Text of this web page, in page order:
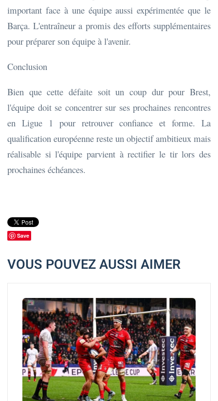
important face à une équipe aussi expérimentée que le
Barça. L'entraîneur a promis des efforts supplémentaires
pour préparer son équipe à l'avenir.
Conclusion
Bien que cette défaite soit un coup dur pour Brest,
l'équipe doit se concentrer sur ses prochaines rencontres
en Ligue 1 pour retrouver confiance et forme. La
qualification européenne reste un objectif ambitieux mais
réalisable si l'équipe parvient à rectifier le tir lors des
prochaines échéances.
Save
VOUS POUVEZ AUSSI AIMER